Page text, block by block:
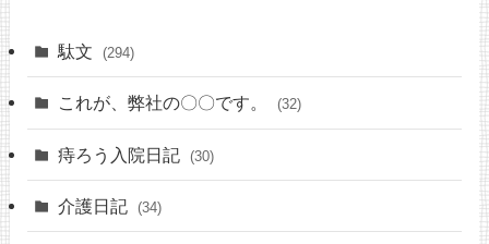
駄文 (294)
これが、弊社の〇〇です。 (32)
痔ろう入院日記 (30)
介護日記 (34)